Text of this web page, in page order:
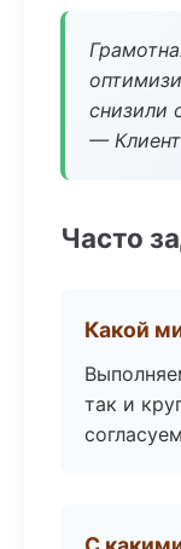
снизили
—
Часто
Какой
так и